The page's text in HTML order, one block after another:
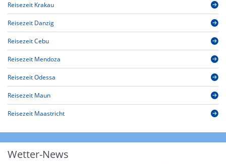
Reisezeit Krakau
Reisezeit Danzig
Reisezeit Cebu
Reisezeit Mendoza
Reisezeit Odessa
Reisezeit Maun
Reisezeit Maastricht
Wetter-News